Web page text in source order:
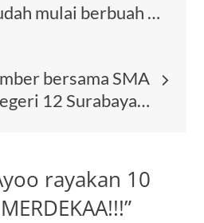
mulai berbuah …
bersama SMA
12 Surabaya…
rayakan 10